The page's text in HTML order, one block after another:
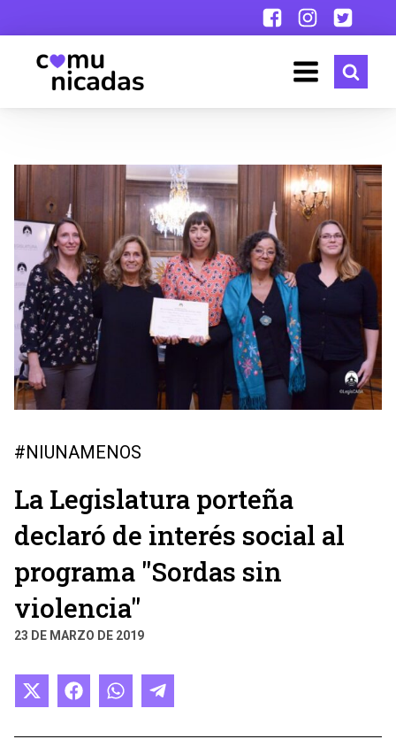
#NIUNAMENOS
La Legislatura porteña
declaró de interés social al
programa "Sordas sin
violencia"
23 DE MARZO DE 2019
Compartir
X
Compartir
Facebook
Compartir
WhatsApp
Compartir
Telegram